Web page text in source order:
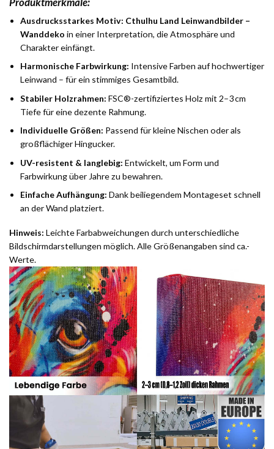
Ausdrucksstarkes Motiv: Cthulhu Land Leinwandbilder –
Wanddeko in einer Interpretation, die Atmosphäre und
Charakter einfängt.
Harmonische Farbwirkung: Intensive Farben auf hochwertiger
Leinwand – für ein stimmiges Gesamtbild.
Stabiler Holzrahmen: FSC®-zertifiziertes Holz mit 2–3 cm
Tiefe für eine dezente Rahmung.
Individuelle Größen: Passend für kleine Nischen oder als
großflächiger Hingucker.
UV-resistent & langlebig: Entwickelt, um Form und
Farbwirkung über Jahre zu bewahren.
Einfache Aufhängung: Dank beiliegendem Montageset schnell
an der Wand platziert.
Hinweis: Leichte Farbabweichungen durch unterschiedliche
Bildschirmdarstellungen möglich. Alle Größenangaben sind ca.-
Werte.